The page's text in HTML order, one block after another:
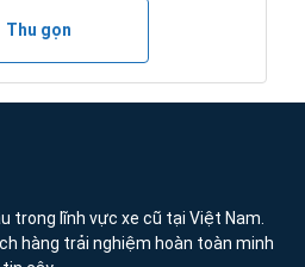
Thu gọn
trong lĩnh vực xe cũ tại Việt Nam.
hàng trải nghiệm hoàn toàn minh